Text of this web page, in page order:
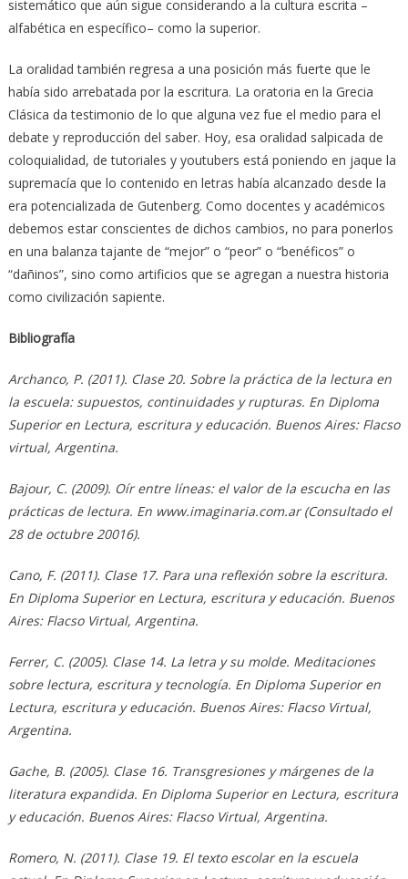
sistemático que aún sigue considerando a la cultura escrita –
alfabética en específico– como la superior.
La oralidad también regresa a una posición más fuerte que le
había sido arrebatada por la escritura. La oratoria en la Grecia
Clásica da testimonio de lo que alguna vez fue el medio para el
debate y reproducción del saber. Hoy, esa oralidad salpicada de
coloquialidad, de tutoriales y youtubers está poniendo en jaque la
supremacía que lo contenido en letras había alcanzado desde la
era potencializada de Gutenberg. Como docentes y académicos
debemos estar conscientes de dichos cambios, no para ponerlos
en una balanza tajante de “mejor” o “peor” o “benéficos” o
“dañinos”, sino como artificios que se agregan a nuestra historia
como civilización sapiente.
Bibliografía
Archanco, P. (2011). Clase 20. Sobre la práctica de la lectura en
la escuela: supuestos, continuidades y rupturas. En Diploma
Superior en Lectura, escritura y educación. Buenos Aires: Flacso
virtual, Argentina.
Bajour, C. (2009). Oír entre líneas: el valor de la escucha en las
prácticas de lectura. En www.imaginaria.com.ar (Consultado el
28 de octubre 20016).
Cano, F. (2011). Clase 17. Para una reflexión sobre la escritura.
En Diploma Superior en Lectura, escritura y educación. Buenos
Aires: Flacso Virtual, Argentina.
Ferrer, C. (2005). Clase 14. La letra y su molde. Meditaciones
sobre lectura, escritura y tecnología. En Diploma Superior en
Lectura, escritura y educación. Buenos Aires: Flacso Virtual,
Argentina.
Gache, B. (2005). Clase 16. Transgresiones y márgenes de la
literatura expandida. En Diploma Superior en Lectura, escritura
y educación. Buenos Aires: Flacso Virtual, Argentina.
Romero, N. (2011). Clase 19. El texto escolar en la escuela